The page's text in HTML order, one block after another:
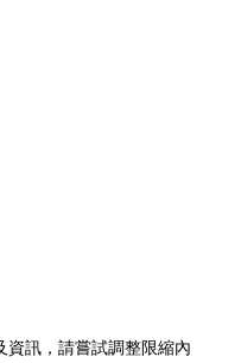
訊，請嘗試調整限縮內